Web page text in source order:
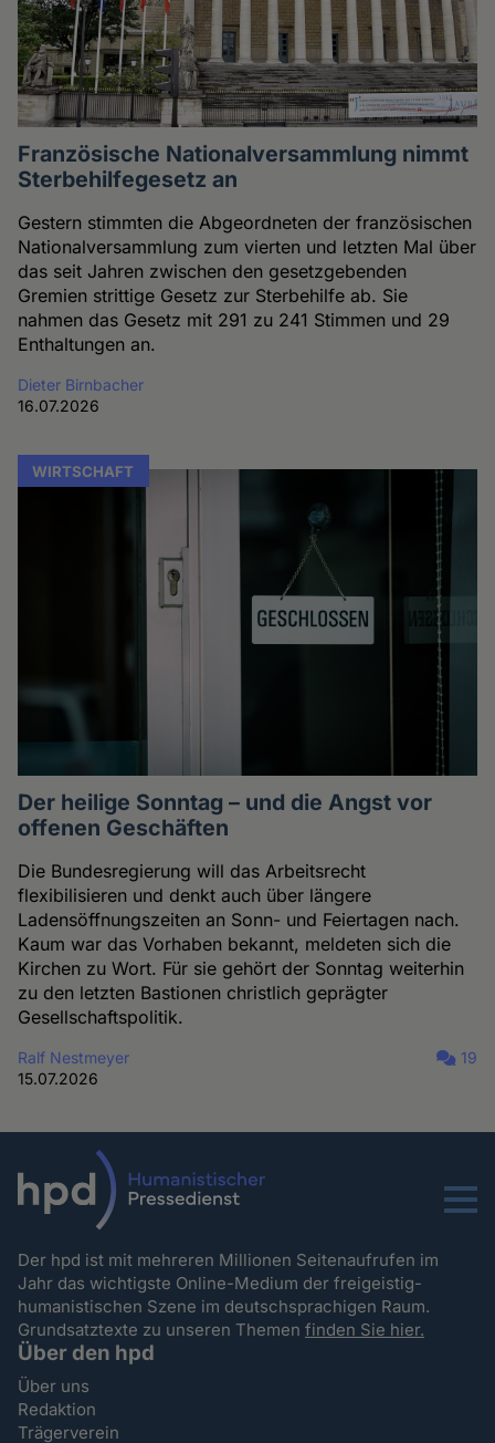
Französische Nationalversammlung nimmt
Sterbehilfegesetz an
Gestern stimmten die Abgeordneten der französischen
Nationalversammlung zum vierten und letzten Mal über
das seit Jahren zwischen den gesetzgebenden
Gremien strittige Gesetz zur Sterbehilfe ab. Sie
nahmen das Gesetz mit 291 zu 241 Stimmen und 29
Enthaltungen an.
Dieter Birnbacher
16.07.2026
WIRTSCHAFT
Der heilige Sonntag – und die Angst vor
offenen Geschäften
Die Bundesregierung will das Arbeitsrecht
flexibilisieren und denkt auch über längere
Ladensöffnungszeiten an Sonn- und Feiertagen nach.
Kaum war das Vorhaben bekannt, meldeten sich die
Kirchen zu Wort. Für sie gehört der Sonntag weiterhin
zu den letzten Bastionen christlich geprägter
Gesellschaftspolitik.
Ralf Nestmeyer
15.07.2026
19
Menu
Der hpd ist mit mehreren Millionen Seitenaufrufen im
Jahr das wichtigste Online-Medium der freigeistig-
humanistischen Szene im deutschsprachigen Raum.
Grundsatztexte zu unseren Themenfinden Sie hier.
Über den hpd
Über uns
Redaktion
Trägerverein